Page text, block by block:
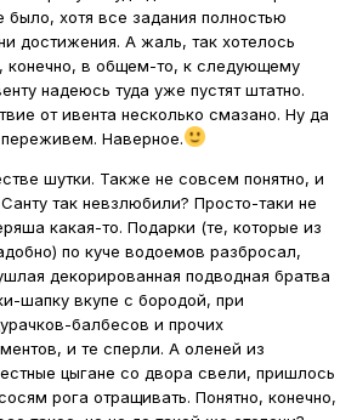
было, хотя все задания полностью
достижения. А жаль, так хотелось
конечно, в общем-то, к следующему
надеюсь туда уже пустят штатно.
от ивента несколько смазано. Ну да
переживем. Наверное.
шутки. Также не совсем понятно, и
так невзлюбили? Просто-таки не
какая-то. Подарки (те, которые из
по куче водоемов разбросал,
декорированная подводная братва
шапку вкупе с бородой, при
балбесов и прочих
и те сперли. А оленей из
цыгане со двора свели, пришлось
рога отращивать. Понятно, конечно,